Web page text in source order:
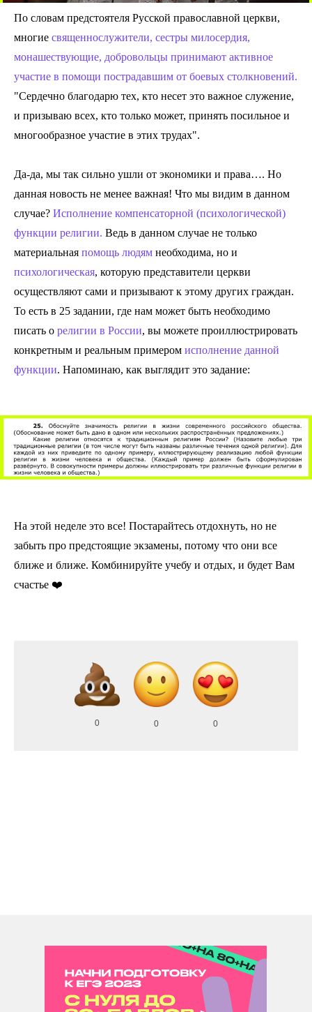
По словам предстоятеля Русской православной церкви,
многие священнослужители, сестры милосердия,
монашествующие, добровольцы принимают активное
участие в помощи пострадавшим от боевых столкновений.
"Сердечно благодарю тех, кто несет это важное служение,
и призываю всех, кто только может, принять посильное и
многообразное участие в этих трудах".
Да-да, мы так сильно ушли от экономики и права…. Но
данная новость не менее важная! Что мы видим в данном
случае? Исполнение компенсаторной (психологической)
функции религии. Ведь в данном случае не только
материальная помощь людям необходима, но и
психологическая, которую представители церкви
осуществляют сами и призывают к этому других граждан.
То есть в 25 задании, где нам может быть необходимо
писать о религии в России, вы можете проиллюстрировать
конкретным и реальным примером исполнение данной
функции. Напоминаю, как выглядит это задание:
На этой неделе это все! Постарайтесь отдохнуть, но не
забыть про предстоящие экзамены, потому что они все
ближе и ближе. Комбинируйте учебу и отдых, и будет Вам
счастье ❤️
0 0 0